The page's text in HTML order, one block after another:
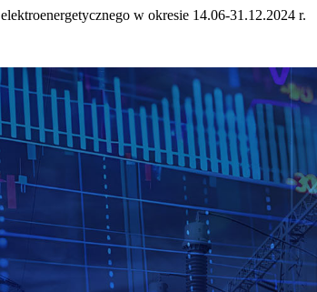
w okresie 14.06-31.12.2024 r.